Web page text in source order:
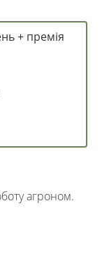
+ премія
агроном.